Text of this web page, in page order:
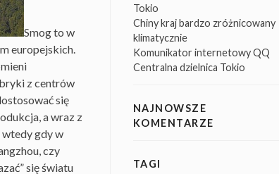
Smog to w
europejskich.
z centrów
się
a wraz z
wtedy gdy w
czy
się światu
Tokio
Chiny kraj bardzo zróżnicowany
klimatycznie
Komunikator internetowy QQ
Centralna dzielnica Tokio
NAJNOWSZE
KOMENTARZE
TAGI